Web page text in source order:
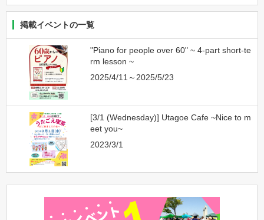
掲載イベントの一覧
"Piano for people over 60" ~ 4-part short-te
rm lesson ~
2025/4/11～2025/5/23
[3/1 (Wednesday)] Utagoe Cafe ~Nice to m
eet you~
2023/3/1